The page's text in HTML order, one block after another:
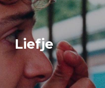
Liefje